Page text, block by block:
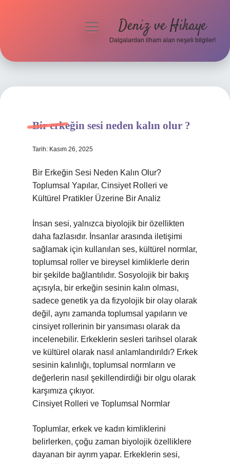
Hakkımızda
menüyü
Deniz ve Hikaye
Dalgalardan ilham alan neşeli bilgiler!
Bir erkeğin sesi neden kalın olur ?
Tarih: Kasım 26, 2025
Bir Erkeğin Sesi Neden Kalın Olur?
Toplumsal Yapılar, Cinsiyet Rolleri ve
Kültürel Pratikler Üzerine Bir Analiz
İnsan sesi, yalnızca biyolojik bir özellikten
daha fazlasıdır. İnsanlar arasında iletişimi
sağlamak için kullanılan ses, kültürel normlar,
toplumsal roller ve bireysel kimliklerle derin
bir şekilde bağlantılıdır. Sosyolojik bir bakış
açısıyla, bir erkeğin sesinin kalın olması,
sadece genetik ya da fizyolojik bir olay olarak
değil, aynı zamanda toplumsal yapıların ve
cinsiyet rollerinin bir yansıması olarak da
incelenebilir. Erkeklerin sesleri tarihsel olarak
ve kültürel olarak nasıl anlamlandırıldı? Erkek
sesinin kalınlığı, toplumsal normların ve
değerlerin nasıl şekillendirdiği bir olgu olarak
karşımıza çıkıyor.
Cinsiyet Rolleri ve Toplumsal Normlar
Toplumlar, erkek ve kadın kimliklerini
belirlerken, çoğu zaman biyolojik özelliklere
dayanan bir ayrım yapar. Erkeklerin sesi,